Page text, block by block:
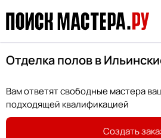
Отделка полов в
Вам ответят свободные мастера
подходящей квалификацией
Создать